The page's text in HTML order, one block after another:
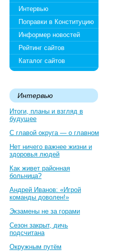
Интервью
Поправки в Конституцию
Информер новостей
Рейтинг сайтов
Каталог сайтов
Интервью
Итоги, планы и взгляд в
будущее
С главой округа — о главном
Нет ничего важнее жизни и
здоровья людей
Как живет районная
больница?
Андрей Иванов: «Игрой
команды доволен!»
Экзамены не за горами
Сезон закрыт, дичь
подсчитана
Окружным путём